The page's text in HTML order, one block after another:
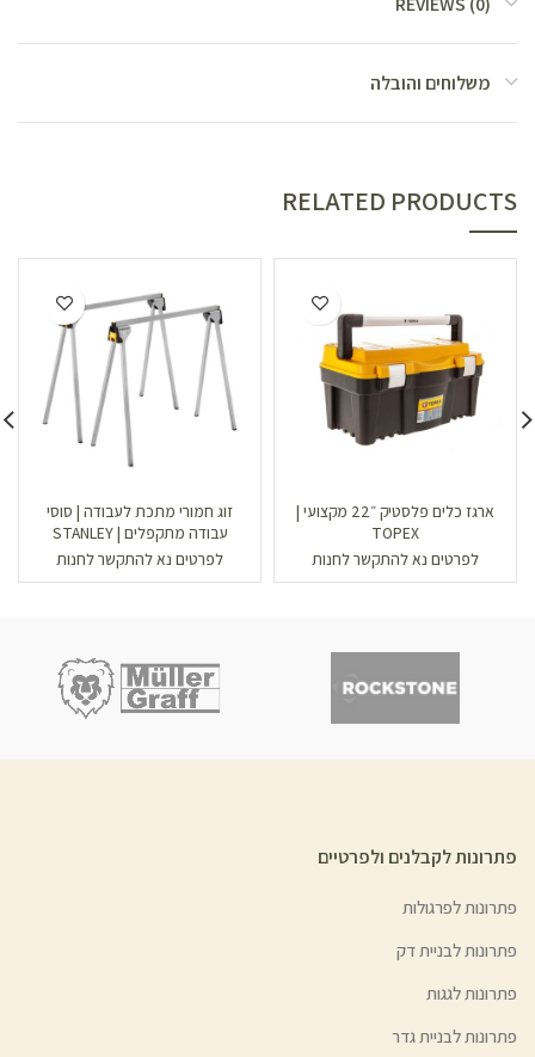
משלוחים והובלה
RELATED PRODUCTS
ארגז כלים פלסטיק ״22 מקצועי |
TOPEX
לפרטים נא להתקשר לחנות
זוג חמורי מתכת לעבודה | סוסי
עבודה מתקפלים | STANLEY
לפרטים נא להתקשר לחנות
פתרונות לקבלנים ולפרטיים
פתרונות לפרגולות
פתרונות לבניית דק
פתרונות לגגות
פתרונות לבניית גדר